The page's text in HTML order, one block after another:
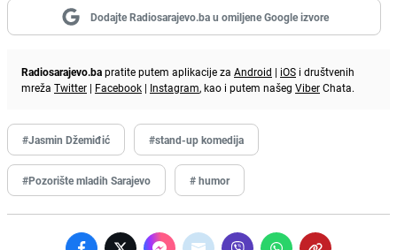
Dodajte Radiosarajevo.ba u omiljene Google izvore
Radiosarajevo.bapratite putem aplikacije za Android | iOS i društvenih
mreža Twitter | Facebook | Instagram, kao i putem našeg ViberChata.
#Jasmin Džemiđić #stand-up komedija
#Pozorište mladih Sarajevo # humor